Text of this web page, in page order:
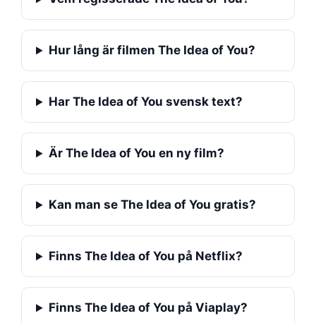
Hur lång är filmen The Idea of You?
Har The Idea of You svensk text?
Är The Idea of You en ny film?
Kan man se The Idea of You gratis?
Finns The Idea of You på Netflix?
Finns The Idea of You på Viaplay?